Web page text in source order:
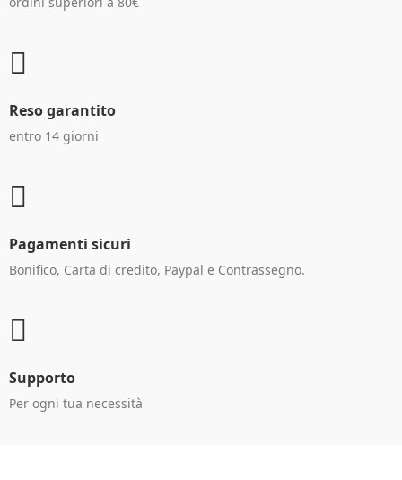
Reso garantito
entro 14 giorni
Pagamenti sicuri
Bonifico, Carta di credito, Paypal e Contrassegno.
Supporto
Per ogni tua necessità